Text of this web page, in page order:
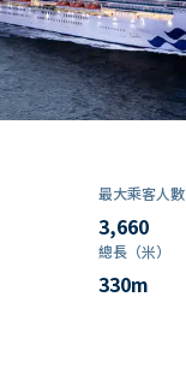
最大乘客人數
3,660
總長（米）
330m